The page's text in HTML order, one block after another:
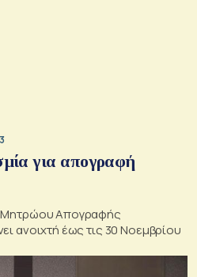
για απογραφή
Απογραφής
ανοιχτή έως τις 30 Νοεμβρίου